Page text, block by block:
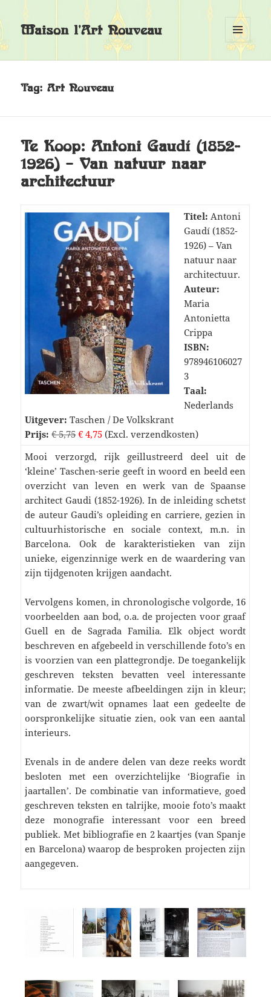
Maison l'Art Nouveau
MENU
EN
Tag:Art Nouveau
Te Koop: Antoni Gaudí (1852-
1926) – Van natuur naar
architectuur
Titel: Antoni
Gaudí (1852-
1926) – Van
natuur naar
architectuur.
Auteur:
Maria
Antonietta
Crippa
ISBN:
978946106027
3
Taal:
Nederlands
Uitgever: Taschen / De Volkskrant
Prijs: € 5,75 € 4,75 (Excl. verzendkosten)
Mooi verzorgd, rijk geillustreerd deel uit de
‘kleine’ Taschen-serie geeft in woord en beeld een
overzicht van leven en werk van de Spaanse
architect Gaudi (1852-1926). In de inleiding schetst
de auteur Gaudi’s opleiding en carriere, gezien in
cultuurhistorische en sociale context, m.n. in
Barcelona. Ook de karakteristieken van zijn
unieke, eigenzinnige werk en de waardering van
zijn tijdgenoten krijgen aandacht.
Vervolgens komen, in chronologische volgorde, 16
voorbeelden aan bod, o.a. de projecten voor graaf
Guell en de Sagrada Familia. Elk object wordt
beschreven en afgebeeld in verschillende foto’s en
is voorzien van een plattegrondje. De toegankelijk
geschreven teksten bevatten veel interessante
informatie. De meeste afbeeldingen zijn in kleur;
van de zwart/wit opnames laat een gedeelte de
oorspronkelijke situatie zien, ook van een aantal
interieurs.
Evenals in de andere delen van deze reeks wordt
besloten met een overzichtelijke ‘Biografie in
jaartallen’. De combinatie van informatieve, goed
geschreven teksten en talrijke, mooie foto’s maakt
deze monografie interessant voor een breed
publiek. Met bibliografie en 2 kaartjes (van Spanje
en Barcelona) waarop de besproken projecten zijn
aangegeven.